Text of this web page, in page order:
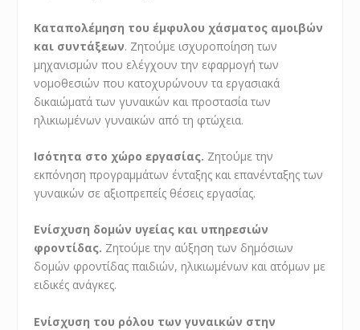
Καταπολέμηση του έμφυλου χάσματος αμοιβών
και συντάξεων. Ζητούμε ισχυροποίηση των
μηχανισμών που ελέγχουν την εφαρμογή των
νομοθεσιών που κατοχυρώνουν τα εργασιακά
δικαιώματά των γυναικών και προστασία των
ηλικιωμένων γυναικών από τη φτώχεια.
Ισότητα στο χώρο εργασίας. Ζητούμε την
εκπόνηση προγραμμάτων ένταξης και επανένταξης των
γυναικών σε αξιοπρεπείς θέσεις εργασίας.
Ενίσχυση δομών υγείας και υπηρεσιών
φροντίδας. Ζητούμε την αύξηση των δημόσιων
δομών φροντίδας παιδιών, ηλικιωμένων και ατόμων με
ειδικές ανάγκες.
Ενίσχυση του ρόλου των γυναικών στην